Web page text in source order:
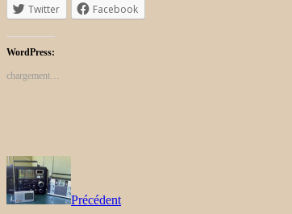
Twitter Facebook
WordPress:
chargement…
Précédent